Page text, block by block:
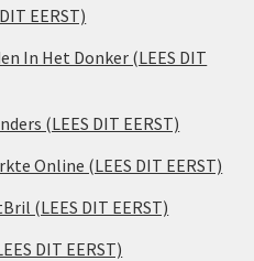
EERST)
In Het Donker (LEES DIT
(LEES DIT EERST)
Online (LEES DIT EERST)
(LEES DIT EERST)
DIT EERST)